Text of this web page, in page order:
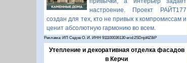
настроение. Проект РАЙТ177
создан для тех, кто не привык к компромиссам и
ценит абсолютную гармонию во всем.
Реклама: ИП Седов О. И. ИНН 911100036130 erid:2SDnjd4Z8iP
Утепление и декоративная отделка фасадов
в Керчи